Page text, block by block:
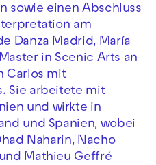
sowie einen Abschluss
am
Danza Madrid, María
in Scenic Arts an
Carlos mit
Sie arbeitete mit
und wirkte in
und Spanien, wobei
Naharin, Nacho
Mathieu Geffré